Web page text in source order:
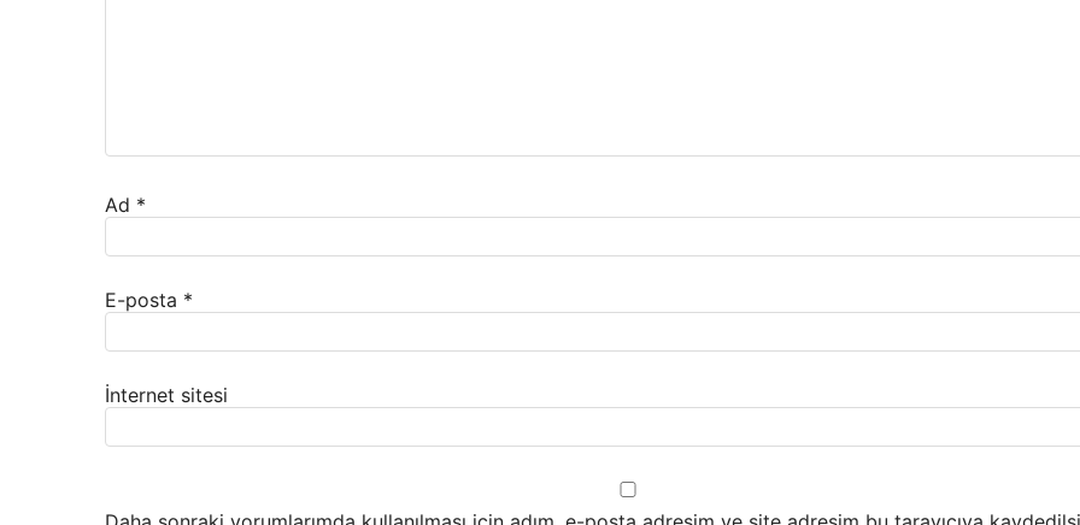
Ad *
E-posta *
İnternet sitesi